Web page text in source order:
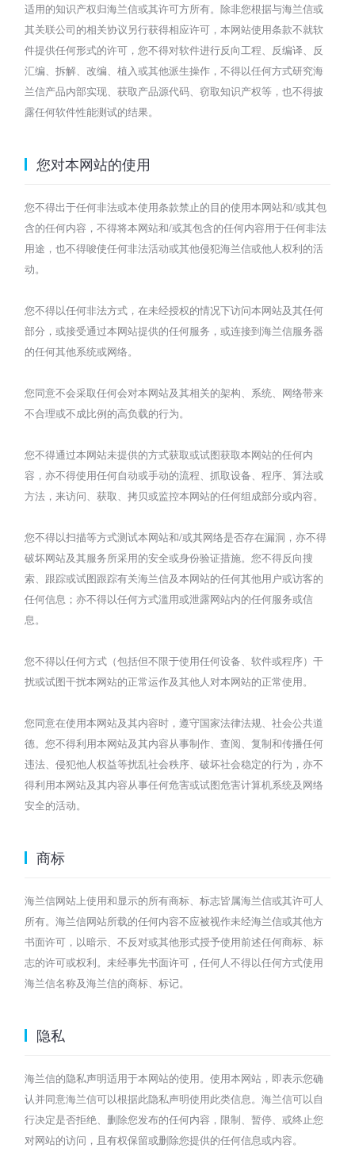
适用的知识产权归海兰信或其许可方所有。除非您根据与海兰信或
其关联公司的相关协议另行获得相应许可，本网站使用条款不就软
件提供任何形式的许可，您不得对软件进行反向工程、反编译、反
汇编、拆解、改编、植入或其他派生操作，不得以任何方式研究海
兰信产品内部实现、获取产品源代码、窃取知识产权等，也不得披
露任何软件性能测试的结果。
您对本网站的使用
您不得出于任何非法或本使用条款禁止的目的使用本网站和/或其包
含的任何内容，不得将本网站和/或其包含的任何内容用于任何非法
用途，也不得唆使任何非法活动或其他侵犯海兰信或他人权利的活
动。
您不得以任何非法方式，在未经授权的情况下访问本网站及其任何
部分，或接受通过本网站提供的任何服务，或连接到海兰信服务器
的任何其他系统或网络。
您同意不会采取任何会对本网站及其相关的架构、系统、网络带来
不合理或不成比例的高负载的行为。
您不得通过本网站未提供的方式获取或试图获取本网站的任何内
容，亦不得使用任何自动或手动的流程、抓取设备、程序、算法或
方法，来访问、获取、拷贝或监控本网站的任何组成部分或内容。
您不得以扫描等方式测试本网站和/或其网络是否存在漏洞，亦不得
破坏网站及其服务所采用的安全或身份验证措施。您不得反向搜
索、跟踪或试图跟踪有关海兰信及本网站的任何其他用户或访客的
任何信息；亦不得以任何方式滥用或泄露网站内的任何服务或信
息。
您不得以任何方式（包括但不限于使用任何设备、软件或程序）干
扰或试图干扰本网站的正常运作及其他人对本网站的正常使用。
您同意在使用本网站及其内容时，遵守国家法律法规、社会公共道
德。您不得利用本网站及其内容从事制作、查阅、复制和传播任何
违法、侵犯他人权益等扰乱社会秩序、破坏社会稳定的行为，亦不
得利用本网站及其内容从事任何危害或试图危害计算机系统及网络
安全的活动。
商标
海兰信网站上使用和显示的所有商标、标志皆属海兰信或其许可人
所有。海兰信网站所载的任何内容不应被视作未经海兰信或其他方
书面许可，以暗示、不反对或其他形式授予使用前述任何商标、标
志的许可或权利。未经事先书面许可，任何人不得以任何方式使用
海兰信名称及海兰信的商标、标记。
隐私
海兰信的隐私声明适用于本网站的使用。使用本网站，即表示您确
认并同意海兰信可以根据此隐私声明使用此类信息。海兰信可以自
行决定是否拒绝、删除您发布的任何内容，限制、暂停、或终止您
对网站的访问，且有权保留或删除您提供的任何信息或内容。